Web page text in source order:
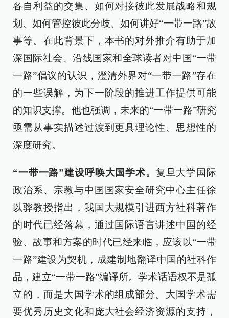
各自利益的交集、如何对接彼此发展战略和规
划、如何管控彼此分歧、如何讲好“一带一路”故
事等。在此背景下，本书的对外推介有助于加
深国际社会、沿线国家和全球读者对中国“一带
一路”倡议的认识，澄清外界对“一带一路”存在
的一些误解，为下一阶段的推进工作提供可能
的知识支撑。他也强调，未来的“一带一路”研究
亟需从事实描述过渡到更具理论性、思想性的
深度研究。
“一带一路”建设呼唤大国学术。 复旦大学国际
政治系、宗教与中国国家安全研究中心主任徐
以骅教授指出，我国大规模引进西方社科著作
的时代已经落幕，通过国际语言讲述中国的经
验、故事和方案的时代已经来临，应该以“一带
一路”建设为契机，成建制地翻译中国的社科作
品，建立“一带一路”编译所。学术话语权不是孤
立的，而是大国学术的组成部分。大国学术需
要优秀历史文化和庞大社会经济资源的支持，